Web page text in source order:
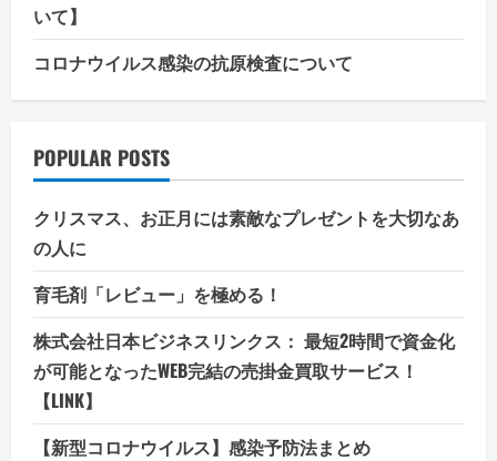
いて】
コロナウイルス感染の抗原検査について
POPULAR POSTS
クリスマス、お正月には素敵なプレゼントを大切なあ
の人に
育毛剤「レビュー」を極める！
株式会社日本ビジネスリンクス： 最短2時間で資金化
が可能となったWEB完結の売掛金買取サービス！
【LINK】
【新型コロナウイルス】感染予防法まとめ